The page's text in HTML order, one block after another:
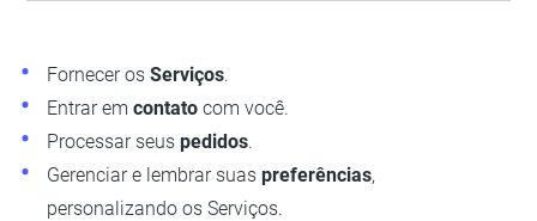
Fornecer osServiços.
Entrar emcontato com você.
Processar seuspedidos.
Gerenciar e lembrar suaspreferências,
personalizando os Serviços.